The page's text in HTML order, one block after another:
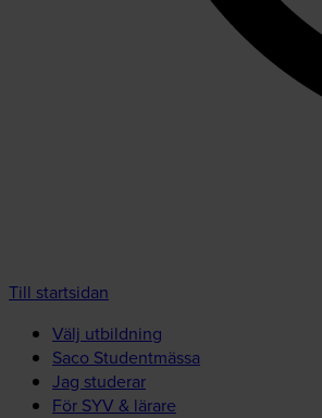
Till startsidan
Välj utbildning
Saco Studentmässa
Jag studerar
För SYV & lärare